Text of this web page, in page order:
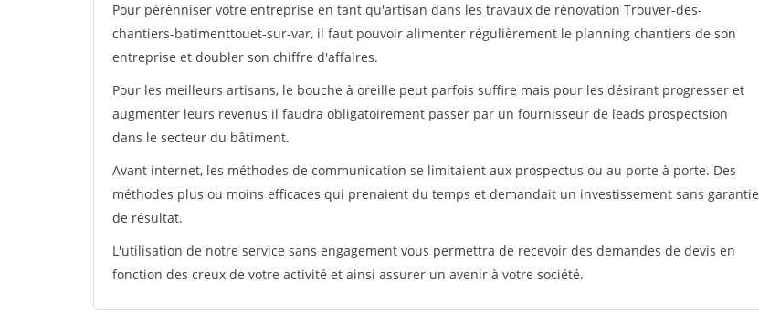
Pour pérénniser votre entreprise en tant qu'artisan dans les travaux de rénovation Trouver-des-
chantiers-batimenttouet-sur-var, il faut pouvoir alimenter régulièrement le planning chantiers de son
entreprise et doubler son chiffre d'affaires.
Pour les meilleurs artisans, le bouche à oreille peut parfois suffire mais pour les désirant progresser et
augmenter leurs revenus il faudra obligatoirement passer par un fournisseur de leads prospectsion
dans le secteur du bâtiment.
Avant internet, les méthodes de communication se limitaient aux prospectus ou au porte à porte. Des
méthodes plus ou moins efficaces qui prenaient du temps et demandait un investissement sans garantie
de résultat.
L'utilisation de notre service sans engagement vous permettra de recevoir des demandes de devis en
fonction des creux de votre activité et ainsi assurer un avenir à votre société.